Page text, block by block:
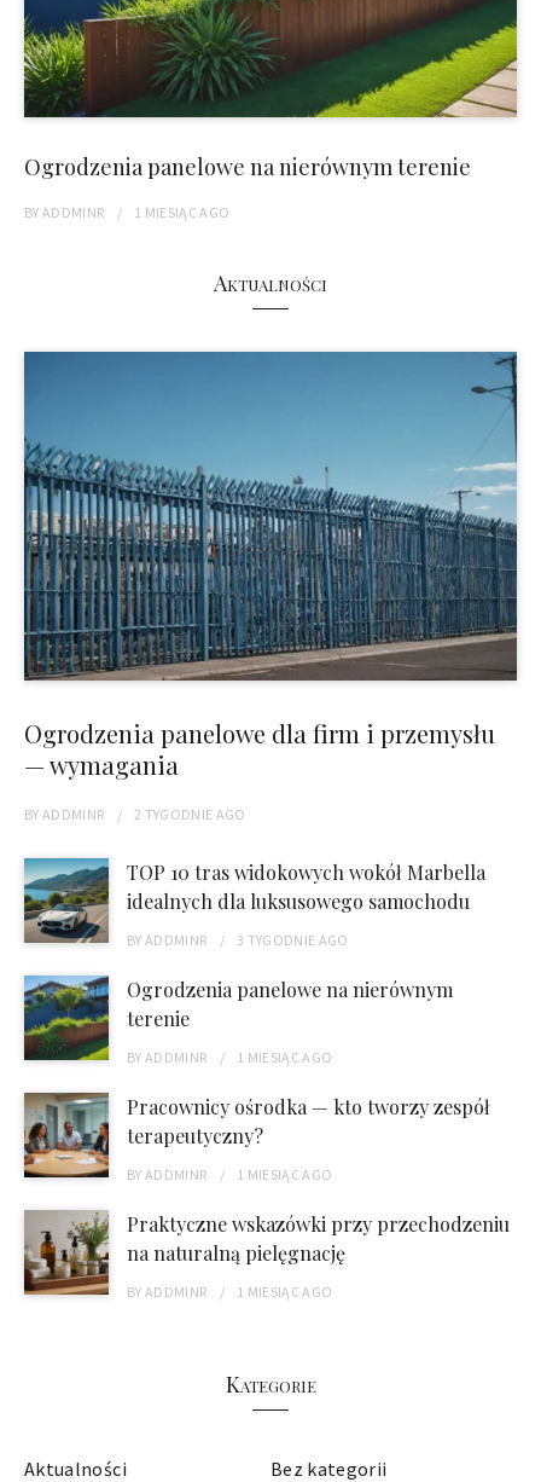
Ogrodzenia panelowe na nierównym terenie
BYADDMINR 1 MIESIĄC AGO
Aktualności
Ogrodzenia panelowe dla firm i przemysłu
— wymagania
BYADDMINR 2 TYGODNIE AGO
TOP 10 tras widokowych wokół Marbella
idealnych dla luksusowego samochodu
BYADDMINR 3 TYGODNIE AGO
Ogrodzenia panelowe na nierównym
terenie
BYADDMINR 1 MIESIĄC AGO
Pracownicy ośrodka — kto tworzy zespół
terapeutyczny?
BYADDMINR 1 MIESIĄC AGO
Praktyczne wskazówki przy przechodzeniu
na naturalną pielęgnację
BYADDMINR 1 MIESIĄC AGO
Kategorie
Aktualności
Bez kategorii